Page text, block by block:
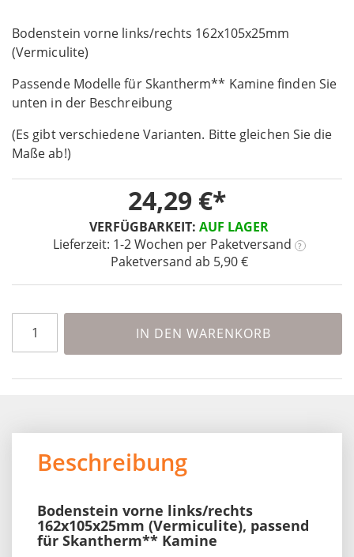
Bodenstein vorne links/rechts 162x105x25mm
(Vermiculite)
Passende Modelle für Skantherm** Kamine finden Sie
unten in der Beschreibung
(Es gibt verschiedene Varianten. Bitte gleichen Sie die
Maße ab!)
VERFÜGBARKEIT: AUF LAGER
Lieferzeit: 1-2 Wochen per Paketversand ?
Paketversand ab 5,90 €
24,29 €
IN DEN WARENKORB
gallery
to
the
of
the
gallery
Beschreibung
Bodenstein vorne links/rechts
162x105x25mm (Vermiculite), passend
für Skantherm** Kamine